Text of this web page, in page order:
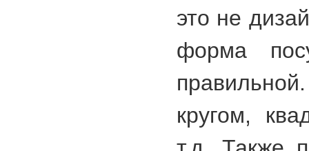
это не
форма
кругом,